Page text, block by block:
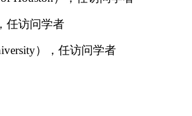
任访问学者
），任访问学者